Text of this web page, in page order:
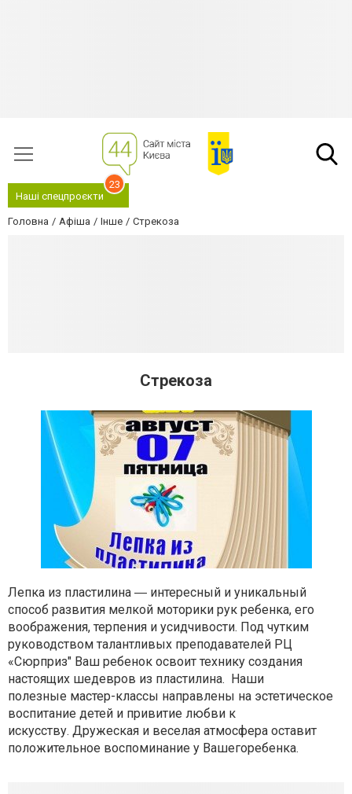
Наші спецпроєкти
23
Головна Афіша Інше Стрекоза
Стрекоза
Лепка из пластилина ― интересный и уникальный
способ развития мелкой моторики рук ребенка, его
воображения, терпения и усидчивости. Под чутким
руководством талантливых преподавателей РЦ
«Сюрприз" Ваш ребенок освоит технику создания
настоящих шедевров из пластилина. Наши
полезные мастер-классы направлены на эстетическое
воспитание детей и привитие любви к
искусству. Дружеская и веселая атмосфера оставит
положительное воспоминание у Вашегоребенка.